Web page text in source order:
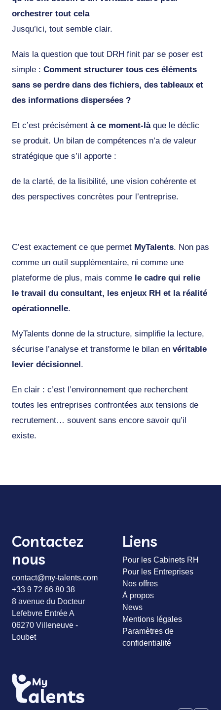
orchestrer tout cela
Jusqu’ici, tout semble clair.
Mais la question que tout DRH finit par se poser est
simple : Comment structurer tous ces éléments
sans se perdre dans des fichiers, des tableaux et
des informations dispersées ?
Et c’est précisément à ce moment-làque le déclic
se produit. Un bilan de compétences n’a de valeur
stratégique que s’il apporte :
de la clarté, de la lisibilité, une vision cohérente et
des perspectives concrètes pour l’entreprise.
C’est exactement ce que permet MyTalents. Non pas
comme un outil supplémentaire, ni comme une
plateforme de plus, mais comme le cadre qui relie
le travail du consultant, les enjeux RH et la réalité
opérationnelle.
MyTalents donne de la structure, simplifie la lecture,
sécurise l’analyse et transforme le bilan en véritable
levier décisionnel.
En clair : c’est l’environnement que recherchent
toutes les entreprises confrontées aux tensions de
recrutement… souvent sans encore savoir qu’il
existe.
Contactez
nous
contact@my-talents.com
+33 9 72 66 80 38
8 avenue du Docteur
Lefebvre Entrée A
06270 Villeneuve -
Loubet
Liens
Pour les Cabinets RH
Pour les Entreprises
Nos offres
À propos
News
Mentions légales
Paramètres de
confidentialité